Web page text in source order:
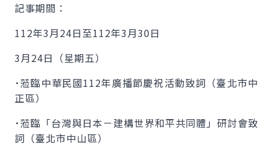
記事期間：
112年3月24日至112年3月30日
3月24日（星期五）
˙蒞臨中華民國112年廣播節慶祝活動致詞（臺北市中
正區）
˙蒞臨「台灣與日本－建構世界和平共同體」研討會致
詞（臺北市中山區）